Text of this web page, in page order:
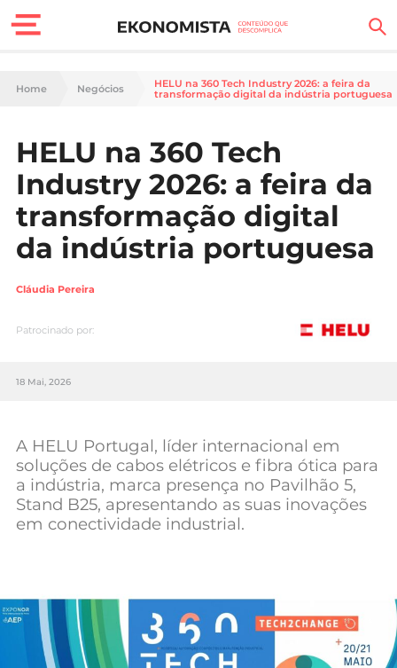
Finanças Pessoais
Carreira
Casa
Lifestyle
Sociedade
Tecnologia
Negócios
Home Negócios
HELU na 360 Tech Industry 2026: a feira da
transformação digital da indústria portuguesa
HELU na 360 Tech
Industry 2026: a feira da
transformação digital
da indústria portuguesa
Cláudia Pereira
Patrocinado por:
18 Mai, 2026
A HELU Portugal, líder internacional em
soluções de cabos elétricos e fibra ótica para
a indústria, marca presença no Pavilhão 5,
Stand B25, apresentando as suas inovações
em conectividade industrial.